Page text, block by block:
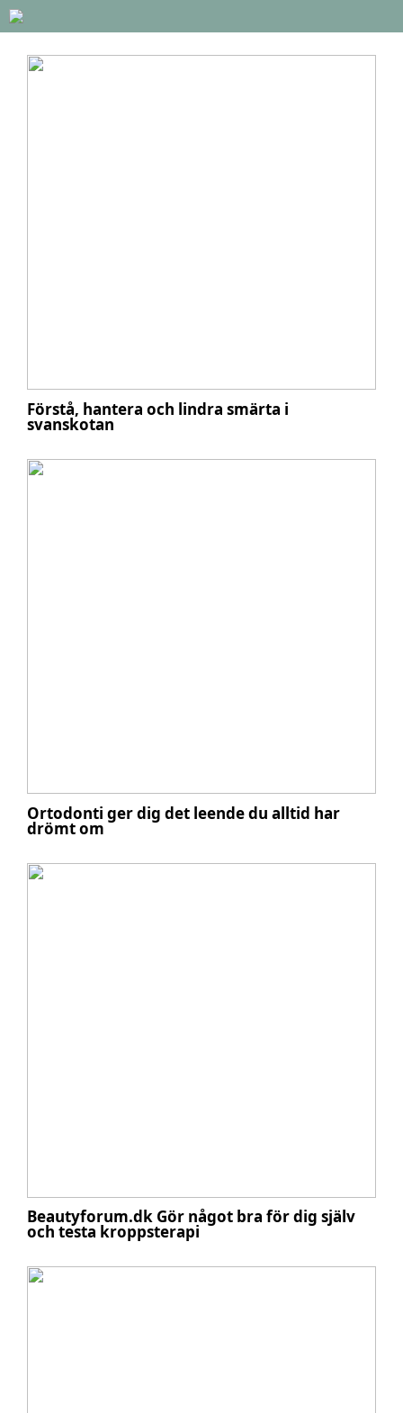
Förstå, hantera och lindra smärta i
svanskotan
Ortodonti ger dig det leende du alltid har
drömt om
Beautyforum.dk Gör något bra för dig själv
och testa kroppsterapi